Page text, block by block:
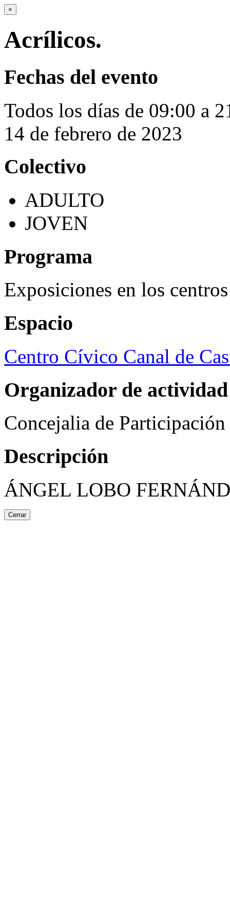
×
Acrílicos.
Fechas del evento
Todos los días de 09:00 a
14 de febrero de 2023
Colectivo
ADULTO
JOVEN
Programa
Exposiciones en los
Espacio
Centro Cívico Canal de
Organizador de actividad
Concejalia de
Descripción
ÁNGEL LOBO
Cerrar